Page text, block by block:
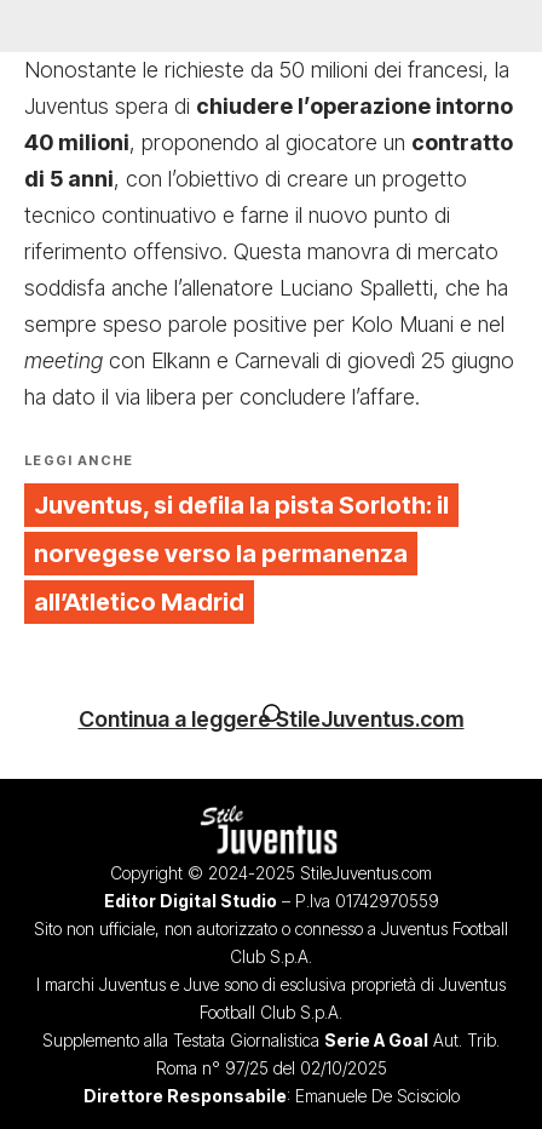
Nonostante le richieste da 50 milioni dei francesi, la
Juventus spera di chiudere l’operazione intorno
40 milioni, proponendo al giocatore un contratto
di 5 anni, con l’obiettivo di creare un progetto
tecnico continuativo e farne il nuovo punto di
riferimento offensivo. Questa manovra di mercato
soddisfa anche l’allenatore Luciano Spalletti, che ha
sempre speso parole positive per Kolo Muani e nel
meeting con Elkann e Carnevali di giovedì 25 giugno
ha dato il via libera per concludere l’affare.
LEGGI ANCHE
Juventus, si defila la pista Sorloth: il
norvegese verso la permanenza
all’Atletico Madrid
Continua a leggere StileJuventus.com
Copyright © 2024-2025 StileJuventus.com
Editor Digital Studio – P.Iva 01742970559
Sito non ufficiale, non autorizzato o connesso a Juventus Football
Club S.p.A.
I marchi Juventus e Juve sono di esclusiva proprietà di Juventus
Football Club S.p.A.
Supplemento alla Testata Giornalistica Serie A Goal Aut. Trib.
Roma n° 97/25 del 02/10/2025
Direttore Responsabile: Emanuele De Scisciolo